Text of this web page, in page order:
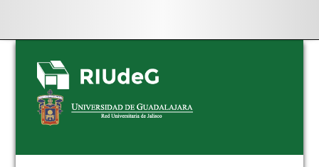
Skip
navigation